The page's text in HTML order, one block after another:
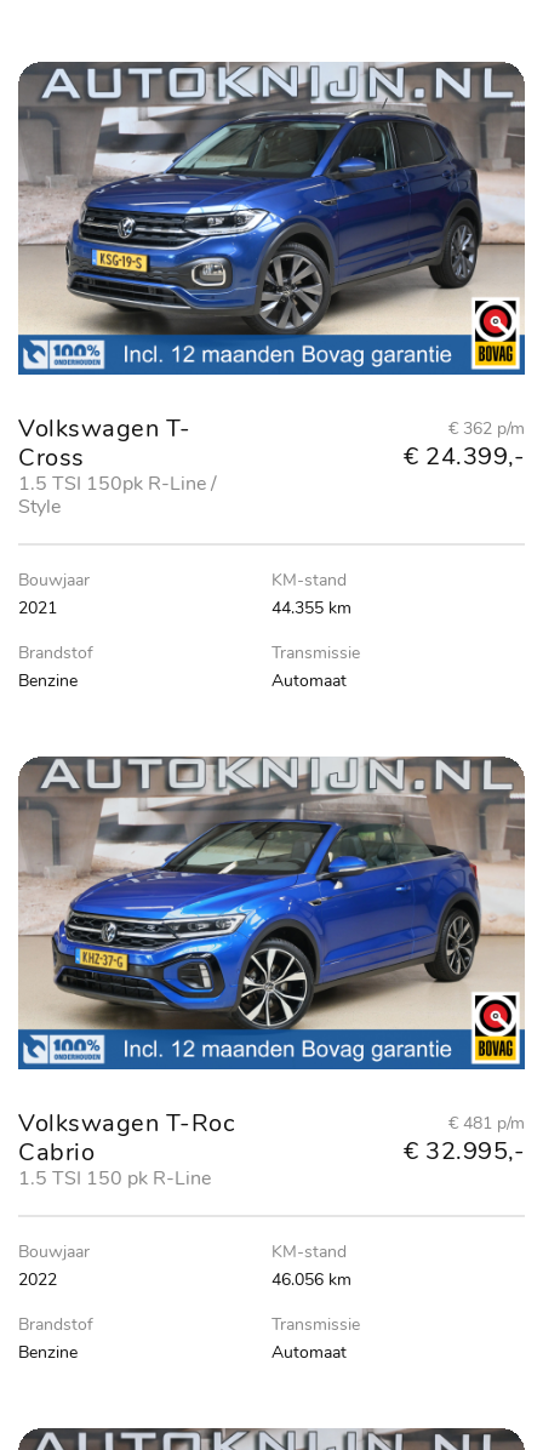
Volkswagen T-
Cross
1.5 TSI 150pk R-Line /
Style
€ 362 p/m
€ 24.399,-
Bouwjaar
2021
KM-stand
44.355 km
Brandstof
Benzine
Transmissie
Automaat
Volkswagen T-Roc
Cabrio
1.5 TSI 150 pk R-Line
€ 481 p/m
€ 32.995,-
Bouwjaar
2022
KM-stand
46.056 km
Brandstof
Benzine
Transmissie
Automaat